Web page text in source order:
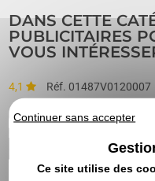
DANS CETTE
PUBLICITAIRES
VOUS
4,1 Réf. 01487V0120007
Planche avec
Continuer sans accepter
Ce site utilise des